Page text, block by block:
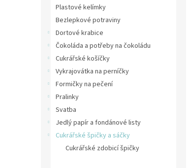
Plastové kelímky
Bezlepkové potraviny
Dortové krabice
Čokoláda a potřeby na čokoládu
Cukrářské košíčky
Vykrajovátka na perníčky
Formičky na pečení
Pralinky
Svatba
Jedlý papír a fondánové listy
Cukrářské špičky a sáčky
Cukrářské zdobicí špičky